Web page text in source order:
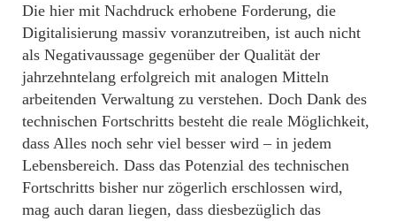
Die hier mit Nachdruck erhobene Forderung, die
Digitalisierung massiv voranzutreiben, ist auch nicht
als Negativaussage gegenüber der Qualität der
jahrzehntelang erfolgreich mit analogen Mitteln
arbeitenden Verwaltung zu verstehen. Doch Dank des
technischen Fortschritts besteht die reale Möglichkeit,
dass Alles noch sehr viel besser wird – in jedem
Lebensbereich. Dass das Potenzial des technischen
Fortschritts bisher nur zögerlich erschlossen wird,
mag auch daran liegen, dass diesbezüglich das